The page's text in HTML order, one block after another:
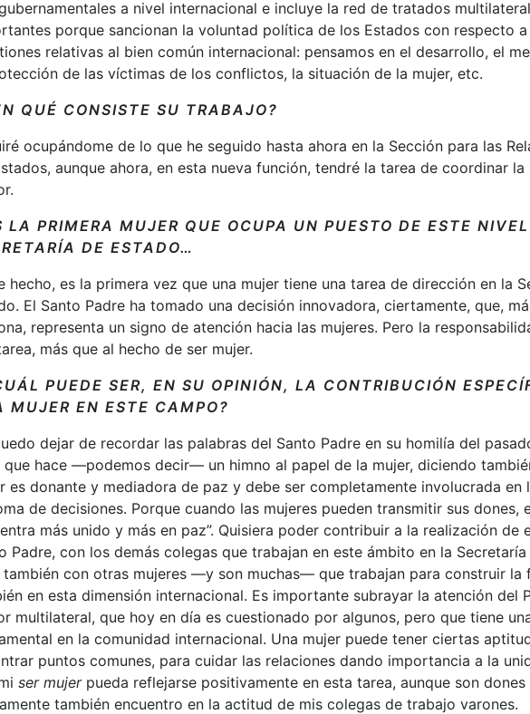
a nivel internacional e incluye la red de tratados
porque sancionan la voluntad política de los Estados con respecto
relativas al bien común internacional: pensamos en el desarrollo, el
de las víctimas de los conflictos, la situación de la mujer, etc.
QUÉ CONSISTE SU TRABAJO?
ocupándome de lo que he seguido hasta ahora en la Sección para las
aunque ahora, en esta nueva función, tendré la tarea de coordinar
LA PRIMERA MUJER QUE OCUPA UN PUESTO DE ESTE
DE ESTADO…
hecho, es la primera vez que una mujer tiene una tarea de dirección en la
El Santo Padre ha tomado una decisión innovadora, ciertamente, que,
representa un signo de atención hacia las mujeres. Pero la
más que al hecho de ser mujer.
PUEDE SER, EN SU OPINIÓN, LA CONTRIBUCIÓN
MUJER EN ESTE CAMPO?
dejar de recordar las palabras del Santo Padre en su homilía del
que hace —podemos decir— un himno al papel de la mujer, diciendo
es donante y mediadora de paz y debe ser completamente involucrada en
de decisiones. Porque cuando las mujeres pueden transmitir sus dones,
más unido y más en paz”. Quisiera poder contribuir a la realización de
Padre, con los demás colegas que trabajan en este ámbito en la
también con otras mujeres —y son muchas— que trabajan para construir la
en esta dimensión internacional. Es importante subrayar la atención del
multilateral, que hoy en día es cuestionado por algunos, pero que tiene
en la comunidad internacional. Una mujer puede tener ciertas
puntos comunes, para cuidar las relaciones dando importancia a la
ser mujerpueda reflejarse positivamente en esta tarea, aunque son dones
también encuentro en la actitud de mis colegas de trabajo varones.